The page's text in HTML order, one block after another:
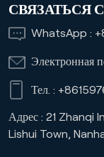
СВЯЗАТЬСЯ
WhatsApp :
Электронная
Тел. :
Адрес : 21 Zhanqi
Lishui Town,